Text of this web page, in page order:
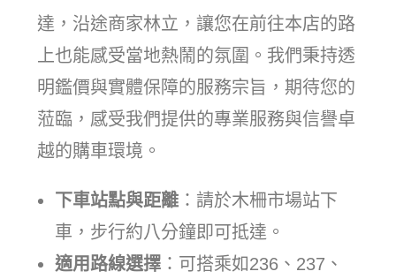
達，沿途商家林立，讓您在前往本店的路
上也能感受當地熱鬧的氛圍。我們秉持透
明鑑價與實體保障的服務宗旨，期待您的
蒞臨，感受我們提供的專業服務與信譽卓
越的購車環境。
下車站點與距離 ：請於木柵市場站下
車，步行約八分鐘即可抵達。
適用路線選擇 ：可搭乘如236、237、